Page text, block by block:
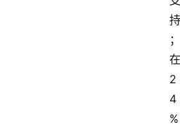
持
；
在
2
4
%